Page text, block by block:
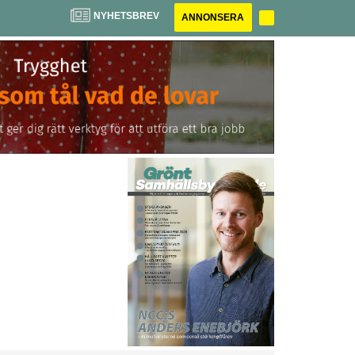
NYHETSBREV ANNONSERA